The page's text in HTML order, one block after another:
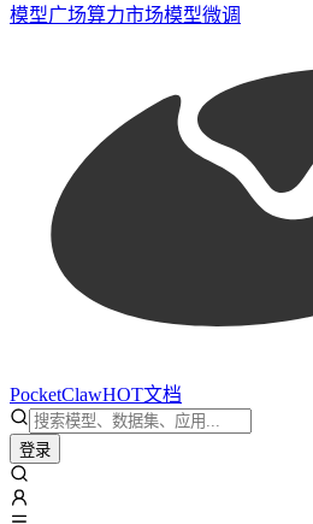
模型广场算力市场模型微调
PocketClawHOT文档
登录